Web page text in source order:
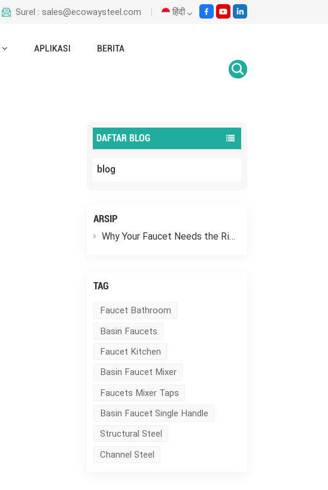
Surel : sales@ecowaysteel.com हिंदी
APLIKASI BERITA
katup bola entri atas vs entri samping
DAFTAR BLOG
blog
ARSIP
Why Your Faucet Needs the Right “Outfit”
TAG
Faucet Bathroom
Basin Faucets
Faucet Kitchen
Basin Faucet Mixer
Faucets Mixer Taps
Basin Faucet Single Handle
Structural Steel
Channel Steel